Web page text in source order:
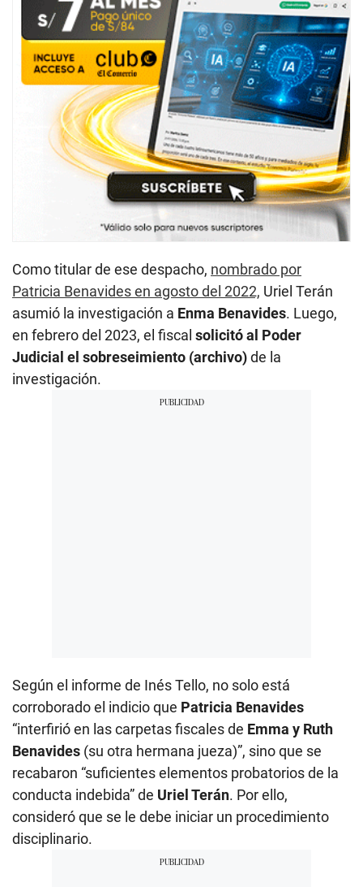
Como titular de ese despacho, nombrado por
Patricia Benavides en agosto del 2022, Uriel Terán
asumió la investigación a Enma Benavides. Luego,
en febrero del 2023, el fiscal solicitó al Poder
Judicial el sobreseimiento (archivo)de la
investigación.
Según el informe de Inés Tello, no solo está
corroborado el indicio que Patricia Benavides
“interfirió en las carpetas fiscales de Emma y Ruth
Benavides (su otra hermana jueza)”, sino que se
recabaron “suficientes elementos probatorios de la
conducta indebida” de Uriel Terán. Por ello,
consideró que se le debe iniciar un procedimiento
disciplinario.